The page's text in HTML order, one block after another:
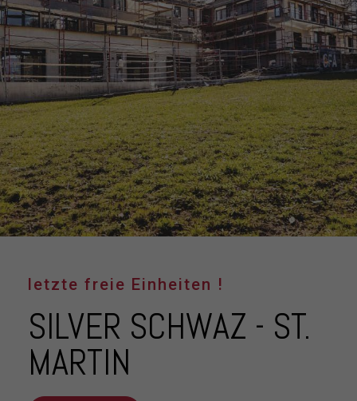
letzte freie Einheiten !
SILVER SCHWAZ - ST.
MARTIN